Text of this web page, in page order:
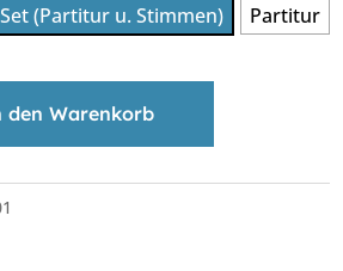
Set (Partitur u. Stimmen) Partitur
den Warenkorb